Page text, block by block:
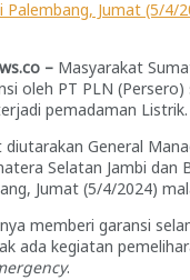
Palembang, Jumat (5/4/
– Masyarakat
oleh PT PLN
pemadaman Listrik.
General
Selatan Jambi dan
Jumat (5/4/2024)
memberi garansi
ada kegiatan
.